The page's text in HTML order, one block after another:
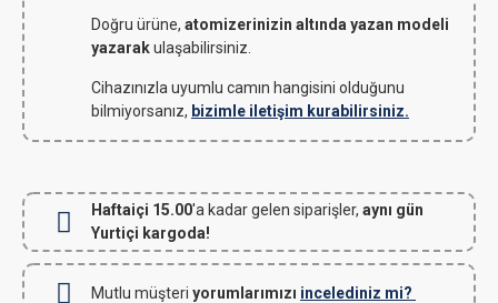
Doğru ürüne, atomizerinizin altında yazan modeli
yazarakulaşabilirsiniz.
Cihazınızla uyumlu camın hangisini olduğunu
bilmiyorsanız, bizimle iletişim kurabilirsiniz.
Haftaiçi 15.00'a kadar gelen siparişler, aynı gün
Yurtiçi kargoda!
Mutlu müşteri yorumlarımızı incelediniz mi?